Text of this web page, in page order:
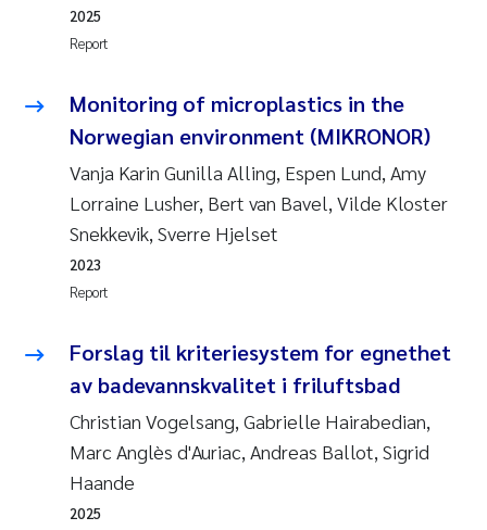
Jarle Håvardstun
Erik Höglund
Rita Næss
Sabine Marty
Marijana Stenrud Brkljacic
Ailbhe Lisette Macken
Anders Ruus
Diya Chakravorty
Leah Amber Jackson-Blake
Report
2025
Monitoring of microplastics in the
Norwegian environment (MIKRONOR)
Vanja Karin Gunilla Alling, Espen Lund, Amy
Lorraine Lusher, Bert van Bavel, Vilde Kloster
Snekkevik, Sverre Hjelset
Report
2023
Forslag til kriteriesystem for egnethet
av badevannskvalitet i friluftsbad
Christian Vogelsang, Gabrielle Hairabedian,
Marc Anglès d'Auriac, Andreas Ballot, Sigrid
Haande
2025